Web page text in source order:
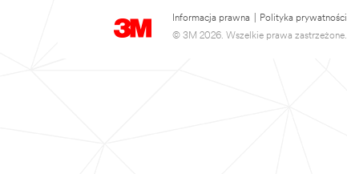
Informacja prawna Polityka prywatności
© 3M 2026. Wszelkie prawa zastrzeżone.